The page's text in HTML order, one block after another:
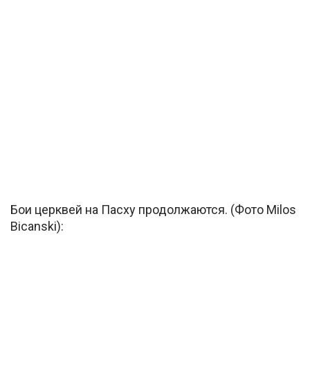
Бои церквей на Пасху продолжаются. (Фото Milos
Bicanski):